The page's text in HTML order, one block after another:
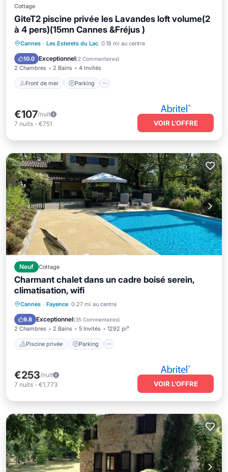
Cottage
GiteT2 piscine privée les Lavandes loft volume(2
à 4 pers)(15mn Cannes &Fréjus )
Cannes · Les Esterets du Lac 0.18 mi au centre
10.0 Exceptionnel(2 Commentaires)
2 Chambres 2 Bains 4 Invités
Front de mer Parking
Front de mer Parking
Piscine
Ski
€107/nuit
7 nuits - €751 VOIR L’OFFRE
Neuf Cottage
Charmant chalet dans un cadre boisé serein,
climatisation, wifi
Cannes · Fayence 0.27 mi au centre
9.8 Exceptionnel(35 Commentaires)
2 Chambres 2 Bains 5 Invités 1292 pi²
Piscine privée Parking
Piscine privée Parking
Vue sur l’océan
€253/nuit
7 nuits - €1,773 VOIR L’OFFRE